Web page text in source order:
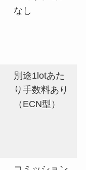
なし
別途1lotあた
り手数料あり
（ECN型）